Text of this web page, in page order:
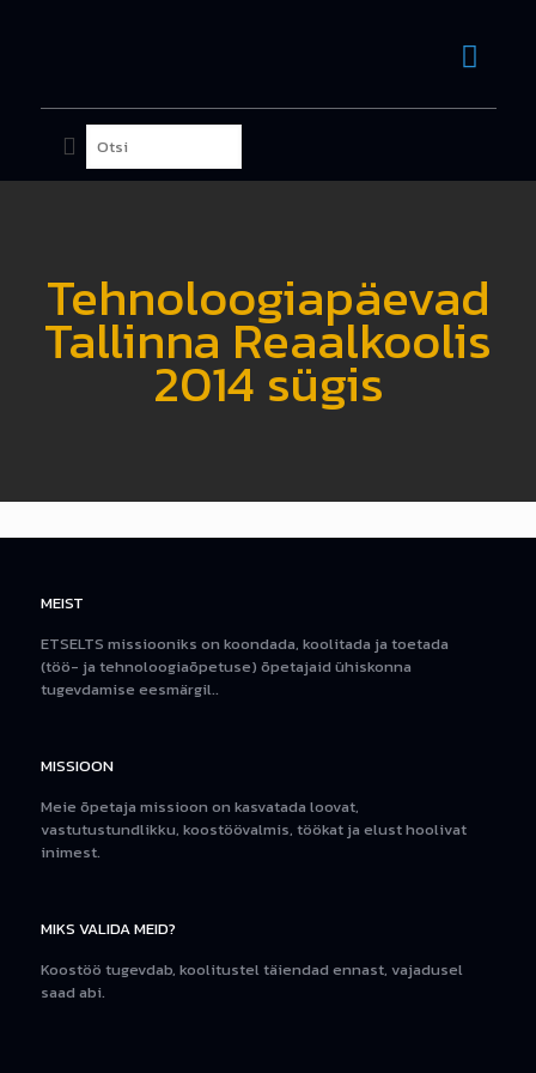
Tehnoloogiapäevad
Tallinna Reaalkoolis
2014 sügis
MEIST
ETSELTS missiooniks on koondada, koolitada ja toetada
(töö- ja tehnoloogiaõpetuse) õpetajaid ühiskonna
tugevdamise eesmärgil..
MISSIOON
Meie õpetaja missioon on kasvatada loovat,
vastutustundlikku, koostöövalmis, töökat ja elust hoolivat
inimest.
MIKS VALIDA MEID?
Koostöö tugevdab, koolitustel täiendad ennast, vajadusel
saad abi.